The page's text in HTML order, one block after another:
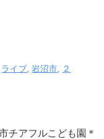
ライブ ,岩沼市 ２
フルこども園＊